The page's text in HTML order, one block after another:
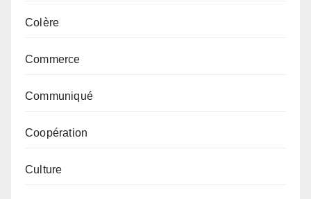
Colère
Commerce
Communiqué
Coopération
Culture